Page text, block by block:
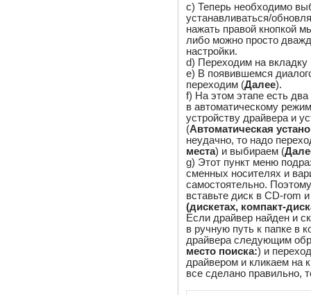
c) Теперь необходимо
устанавливаться/
нажать правой кнопкой
либо можно просто
настройки.
d) Переходим на вкладку
e) В появившемся
переходим (Далее).
f) На этом этапе есть
в автоматическому
устройству драйвера и
(Автоматическая
неудачно, то надо
места) и выбираем (
g) Этот пункт меню
сменных носителях и
самостоятельно.
вставьте диск в CD-rom
(дискетах, компакт-
Если драйвер найден и
в ручную путь к папке в
драйвера следующим
место поиска:) и
драйвером и кликаем на
все сделано правильно,